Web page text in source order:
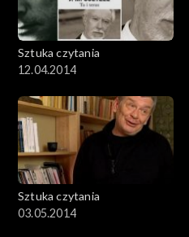
Sztuka czytania
12.04.2014
Sztuka czytania
03.05.2014